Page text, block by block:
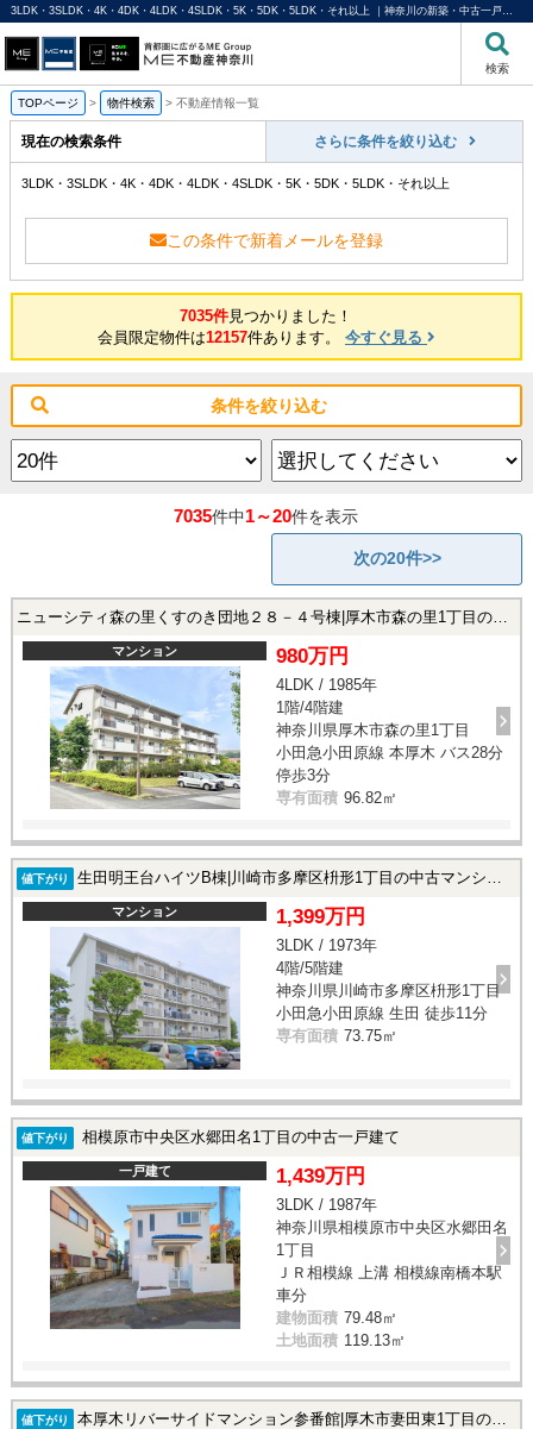
3LDK・3SLDK・4K・4DK・4LDK・4SLDK・5K・5DK・5LDK・それ以上 ｜神奈川の新築・中古一戸建て、不動産情報ならME不動産神奈川
検索
TOPページ > 物件検索 > 不動産情報一覧
現在の検索条件 さらに条件を絞り込む
3LDK・3SLDK・4K・4DK・4LDK・4SLDK・5K・5DK・5LDK・それ以上
この条件で新着メールを登録
7035件見つかりました！
会員限定物件は12157件あります。 今すぐ見る
条件を絞り込む
7035件中1～20件を表示
次の20件>>
ニューシティ森の里くすのき団地２８－４号棟|厚木市森の里1丁目の中古マンション
マンション 980万円
4LDK / 1985年
1階/4階建
神奈川県厚木市森の里1丁目
小田急小田原線 本厚木 バス28分
停歩3分
専有面積 96.82㎡
値下がり 生田明王台ハイツB棟|川崎市多摩区枡形1丁目の中古マンション
マンション 1,399万円
3LDK / 1973年
4階/5階建
神奈川県川崎市多摩区枡形1丁目
小田急小田原線 生田 徒歩11分
専有面積 73.75㎡
値下がり 相模原市中央区水郷田名1丁目の中古一戸建て
一戸建て 1,439万円
3LDK / 1987年
神奈川県相模原市中央区水郷田名
1丁目
ＪＲ相模線 上溝 相模線南橋本駅
車分
建物面積 79.48㎡
土地面積 119.13㎡
値下がり 本厚木リバーサイドマンション参番館|厚木市妻田東1丁目の中古マンション